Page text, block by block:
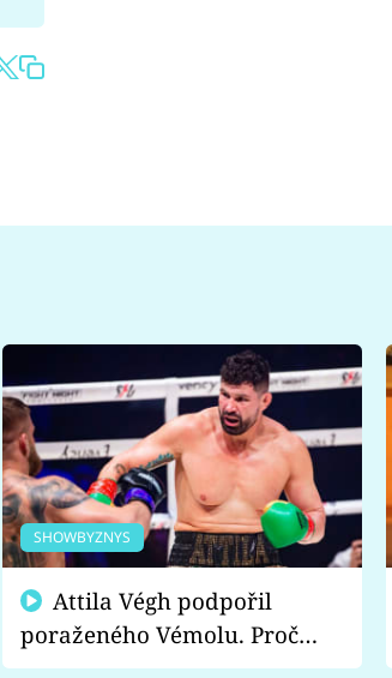
SHOWBYZNYS
poraženého Vémolu. Proč
chce raději zápasit s ním než